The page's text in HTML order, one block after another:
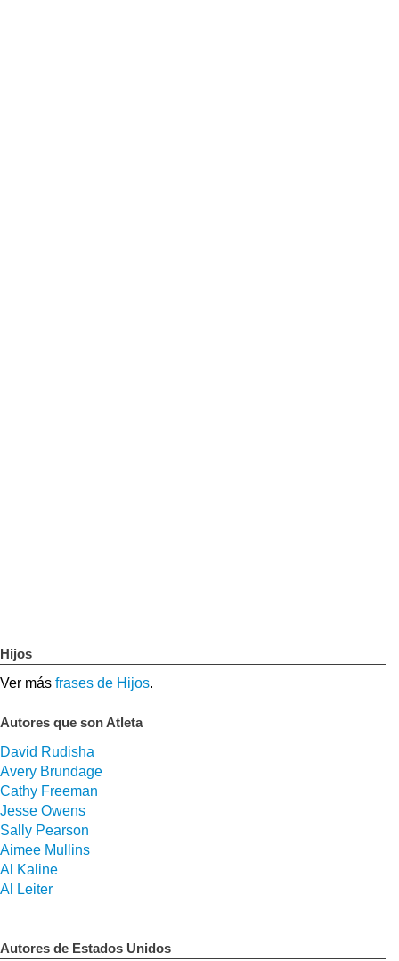
Hijos
Ver más frases de Hijos.
Autores que son Atleta
David Rudisha
Avery Brundage
Cathy Freeman
Jesse Owens
Sally Pearson
Aimee Mullins
Al Kaline
Al Leiter
Autores de Estados Unidos